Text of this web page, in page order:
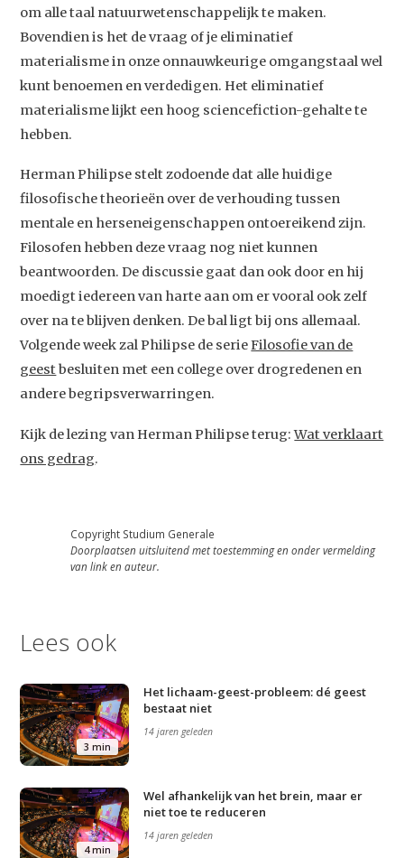
Studium Generale
Home
Video
Podcast
Artikelen
Contact
om alle taal natuurwetenschappelijk te maken.
Bovendien is het de vraag of je eliminatief
materialisme in onze onnauwkeurige omgangstaal wel
kunt benoemen en verdedigen. Het eliminatief
materialisme lijkt een hoog sciencefiction-gehalte te
hebben.
Herman Philipse stelt zodoende dat alle huidige
filosofische theorieën over de verhouding tussen
mentale en herseneigenschappen ontoereikend zijn.
Filosofen hebben deze vraag nog niet kunnen
beantwoorden. De discussie gaat dan ook door en hij
moedigt iedereen van harte aan om er vooral ook zelf
over na te blijven denken. De bal ligt bij ons allemaal.
Volgende week zal Philipse de serieFilosofie van de
geestbesluiten met een college over drogredenen en
andere begripsverwarringen.
Kijk de lezing van Herman Philipse terug:Wat verklaart
ons gedrag.
Copyright Studium Generale
Doorplaatsen uitsluitend met toestemming en onder vermelding
van link en auteur.
Lees ook
3 min
Het lichaam-geest-probleem: dé geest
bestaat niet
14 jaren geleden
4 min
Wel afhankelijk van het brein, maar er
niet toe te reduceren
14 jaren geleden